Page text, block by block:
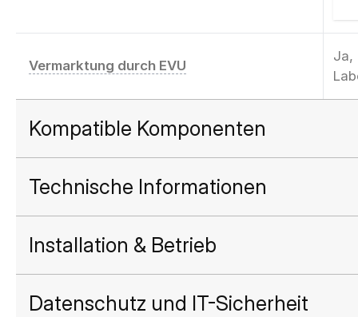
Vermarktung durch EVU
Ja,
Kompatible Komponenten
Technische Informationen
Installation & Betrieb
Datenschutz und IT-Sicherheit